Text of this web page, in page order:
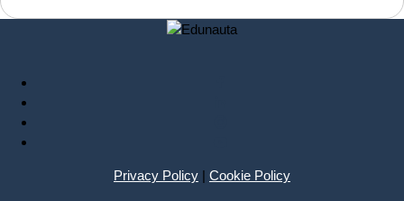
crescita profonda.
Privacy Policy | Cookie Policy